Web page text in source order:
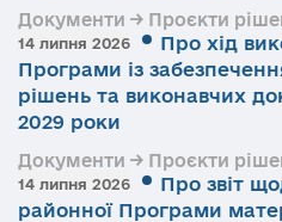
Документи → Проєкти
14 липня 2026
Про хід
Програми із
рішень та виконавчих
2029 роки
Документи → Проєкти
14 липня 2026
Про звіт
районної Програми